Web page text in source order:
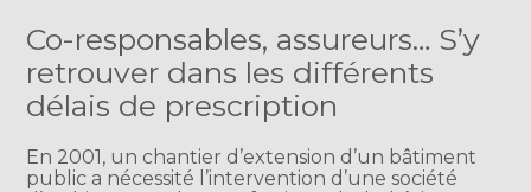
Co-responsables, assureurs… S’y
retrouver dans les différents
délais de prescription
En 2001, un chantier d’extension d’un bâtiment
public a nécessité l’intervention d’une société